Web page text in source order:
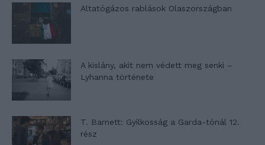
Altatógázos rablások Olaszországban
A kislány, akit nem védett meg senki –
Lyhanna története
T. Barnett: Gyilkosság a Garda-tónál 12.
rész